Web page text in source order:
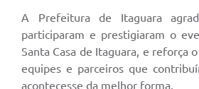
A Prefeitura de Itaguara
participaram e prestigiaram o
Santa Casa de Itaguara, e reforça
equipes e parceiros que
acontecesse da melhor forma.